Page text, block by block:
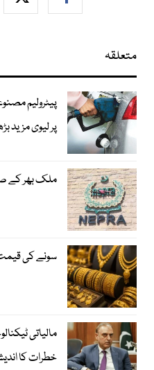
متعلقہ
پیٹرولیم
پر لیوی مزید
ملک بھر کے
سونے کی
مالیاتی
خطرات کا